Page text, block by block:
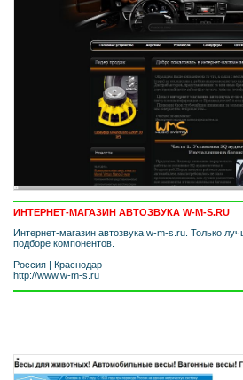
ИНТЕРНЕТ-МАГАЗИН АВТОЗВУКА W-M-S.RU
Интернет-магазин автозвука w-m-s.ru. Только
подборе компонентов.
Россия
Краснодар
http://www.w-m-s.ru